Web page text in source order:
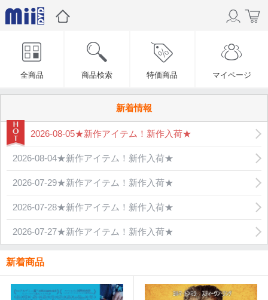
全商品 商品検索 特価商品 マイページ
新着情報
2026-08-05★新作アイテム！新作入荷★
2026-08-04★新作アイテム！新作入荷★
2026-07-29★新作アイテム！新作入荷★
2026-07-28★新作アイテム！新作入荷★
2026-07-27★新作アイテム！新作入荷★
新着商品